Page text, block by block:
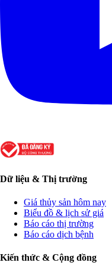
Dữ liệu & Thị trường
Giá thủy sản hôm nay
Biểu đồ & lịch sử giá
Báo cáo thị trường
Báo cáo dịch bệnh
Kiến thức & Cộng đồng